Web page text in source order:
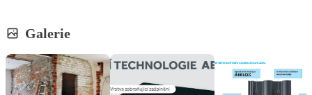
Galerie